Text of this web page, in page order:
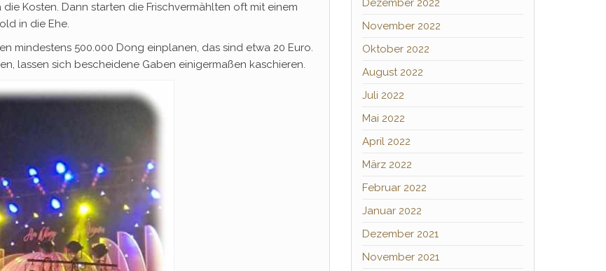
Kosten. Dann starten die Frischvermählten oft mit einem
in die Ehe.
mindestens 500.000 Dong einplanen, das sind etwa 20 Euro.
lassen sich bescheidene Gaben einigermaßen kaschieren.
Dezember 2022
November 2022
Oktober 2022
August 2022
Juli 2022
Mai 2022
April 2022
März 2022
Februar 2022
Januar 2022
Dezember 2021
November 2021